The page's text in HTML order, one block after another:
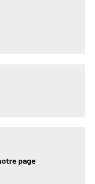
page